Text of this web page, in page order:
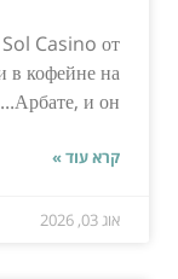
Sol Casino от
в кофейне на
Арбате, и он...
קרא עוד »
אוג 03, 2026